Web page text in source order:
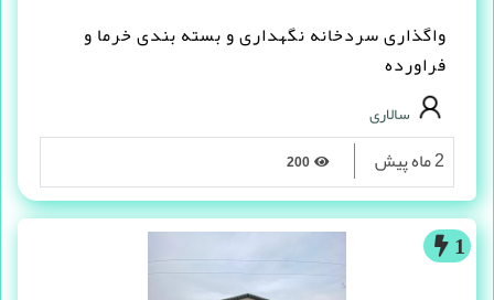
واگذاری سردخانه نگهداری و بسته بندی خرما و
فراورده
سالاری
2 ماه پیش
1